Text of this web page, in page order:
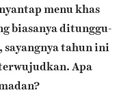
menu khas
biasanya ditunggu-
sayangnya tahun ini
Apa